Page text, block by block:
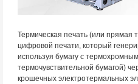
Термическая печать (или прямая
цифровой печати, который
используя бумагу с
термочувствительной бумагой)
крошечных электротермальных